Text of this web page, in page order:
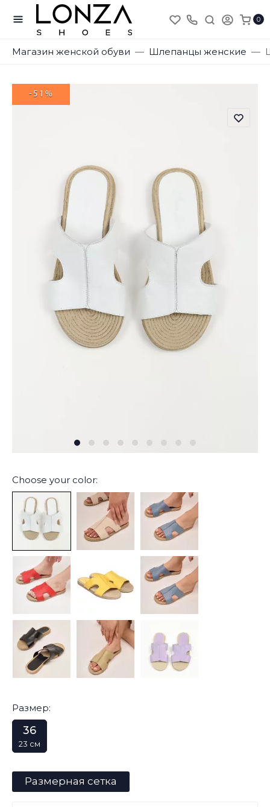
0
Магазин женской обуви Шлепанцы женские
-51%
Choose your color:
Размер:
36
23 см
Размерная сетка